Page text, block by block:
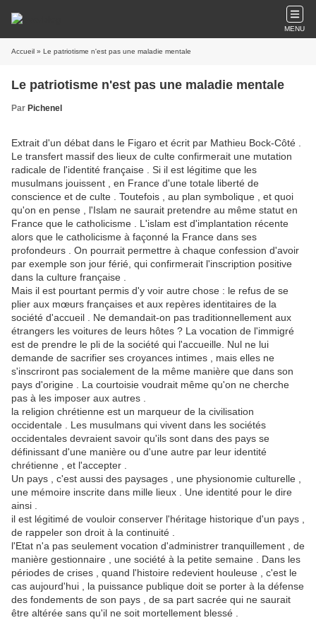
MENU
Accueil » Le patriotisme n'est pas une maladie mentale
Le patriotisme n'est pas une maladie mentale
Par Pichenel
Extrait d'un débat dans le Figaro et écrit par Mathieu Bock-Côté .
Le transfert massif des lieux de culte confirmerait une mutation
radicale de l'identité française . Si il est légitime que les
musulmans jouissent , en France d'une totale liberté de
conscience et de culte . Toutefois , au plan symbolique , et quoi
qu'on en pense , l'Islam ne saurait pretendre au même statut en
France que le catholicisme . L'islam est d'implantation récente
alors que le catholicisme à façonné la France dans ses
profondeurs . On pourrait permettre à chaque confession d'avoir
par exemple son jour férié, qui confirmerait l'inscription positive
dans la culture française .
Mais il est pourtant permis d'y voir autre chose : le refus de se
plier aux mœurs françaises et aux repères identitaires de la
société d'accueil . Ne demandait-on pas traditionnellement aux
étrangers les voitures de leurs hôtes ? La vocation de l'immigré
est de prendre le pli de la société qui l'accueille. Nul ne lui
demande de sacrifier ses croyances intimes , mais elles ne
s'inscriront pas socialement de la même manière que dans son
pays d'origine . La courtoisie voudrait même qu'on ne cherche
pas à les imposer aux autres .
la religion chrétienne est un marqueur de la civilisation
occidentale . Les musulmans qui vivent dans les sociétés
occidentales devraient savoir qu'ils sont dans des pays se
définissant d'une manière ou d'une autre par leur identité
chrétienne , et l'accepter .
Un pays , c'est aussi des paysages , une physionomie culturelle ,
une mémoire inscrite dans mille lieux . Une identité pour le dire
ainsi .
il est légitimé de vouloir conserver l'héritage historique d'un pays ,
de rappeler son droit à la continuité .
l'Etat n'a pas seulement vocation d'administrer tranquillement , de
manière gestionnaire , une société à la petite semaine . Dans les
périodes de crises , quand l'histoire redevient houleuse , c'est le
cas aujourd'hui , la puissance publique doit se porter à la défense
des fondements de son pays , de sa part sacrée qui ne saurait
être altérée sans qu'il ne soit mortellement blessé .